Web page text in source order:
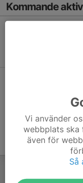
Kommande
Vi använder
webbplats ska
även för
Så